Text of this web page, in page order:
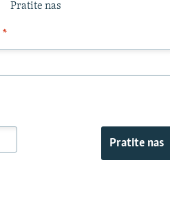
Pratite nas
*
Pratite nas